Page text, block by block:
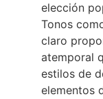
elección
Tonos
claro
atemporal
estilos de
elementos